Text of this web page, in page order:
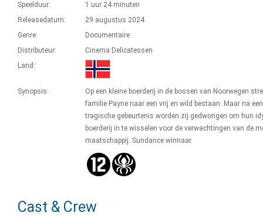
Speelduur:
1 uur 24 minuten
Releasedatum:
29 augustus 2024
Genre:
Documentaire
Distributeur:
Cinema Delicatessen
Land:
Synopsis:
Op een kleine boerderij in de bossen van Noorwegen
familie Payne naar een vrij en wild bestaan. Maar na een
tragische gebeurtenis worden zij gedwongen om hun
boerderij in te wisselen voor de verwachtingen van de
maatschappij. Sundance winnaar.
Cast & Crew